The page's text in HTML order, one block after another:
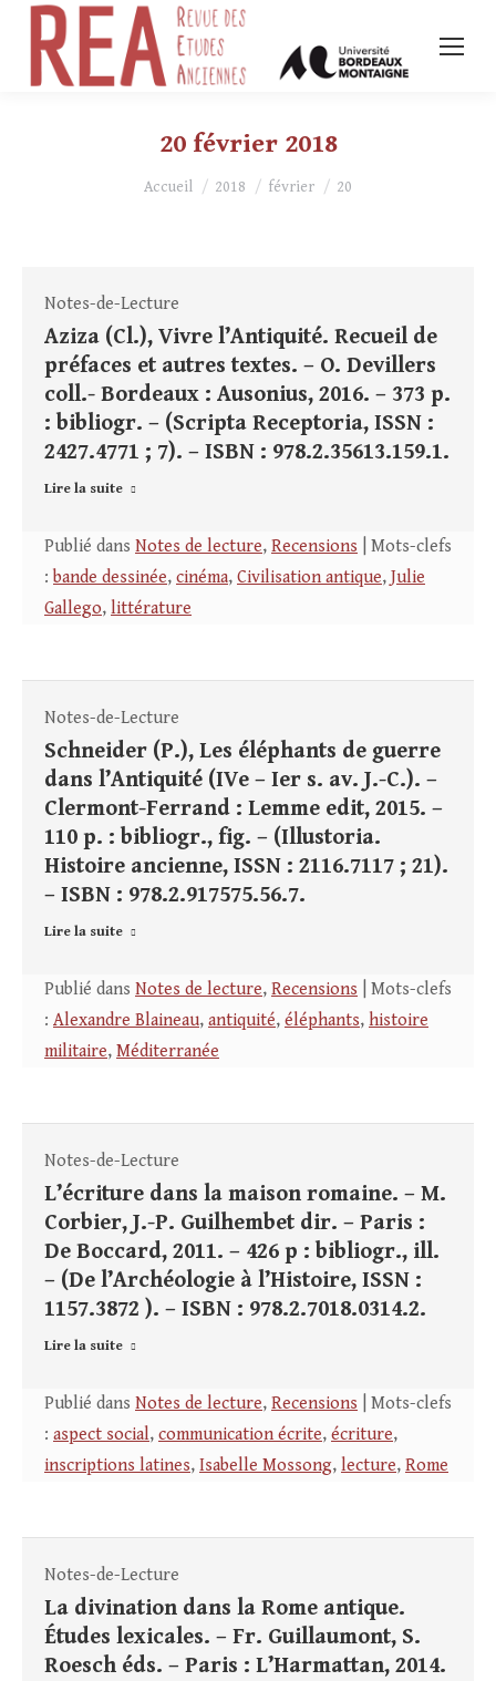
20 février 2018
Vous êtes ici :
Accueil 2018 février 20
Notes-de-Lecture
Aziza (Cl.), Vivre l’Antiquité. Recueil de
préfaces et autres textes. – O. Devillers
coll.- Bordeaux : Ausonius, 2016. – 373 p.
: bibliogr. – (Scripta Receptoria, ISSN :
2427.4771 ; 7). – ISBN : 978.2.35613.159.1.
Lire la suite
Publié dans Notes de lecture, Recensions | Mots-clefs
: bande dessinée, cinéma, Civilisation antique, Julie
Gallego, littérature
Notes-de-Lecture
Schneider (P.), Les éléphants de guerre
dans l’Antiquité (IVe – Ier s. av. J.-C.). –
Clermont-Ferrand : Lemme edit, 2015. –
110 p. : bibliogr., fig. – (Illustoria.
Histoire ancienne, ISSN : 2116.7117 ; 21).
– ISBN : 978.2.917575.56.7.
Lire la suite
Publié dans Notes de lecture, Recensions | Mots-clefs
: Alexandre Blaineau, antiquité, éléphants, histoire
militaire, Méditerranée
Notes-de-Lecture
L’écriture dans la maison romaine. – M.
Corbier, J.-P. Guilhembet dir. – Paris :
De Boccard, 2011. – 426 p : bibliogr., ill.
– (De l’Archéologie à l’Histoire, ISSN :
1157.3872 ). – ISBN : 978.2.7018.0314.2.
Lire la suite
Publié dans Notes de lecture, Recensions | Mots-clefs
: aspect social, communication écrite, écriture,
inscriptions latines, Isabelle Mossong, lecture, Rome
Notes-de-Lecture
La divination dans la Rome antique.
Études lexicales. – Fr. Guillaumont, S.
Roesch éds. – Paris : L’Harmattan, 2014.